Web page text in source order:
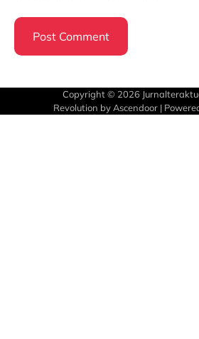
Copyright © 2026
Revolution by Ascendoor |